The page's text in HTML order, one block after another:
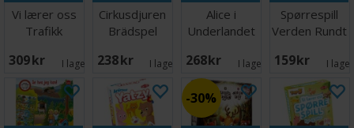
Vi lærer oss
Trafikk
309 SEK I lager: 5
Cirkusdjuren
Brädspel
238 SEK I lager: 5
Alice i
Underlandet
268 SEK I lager:
Spørrespill
Verden Rundt
159 SEK I
30%